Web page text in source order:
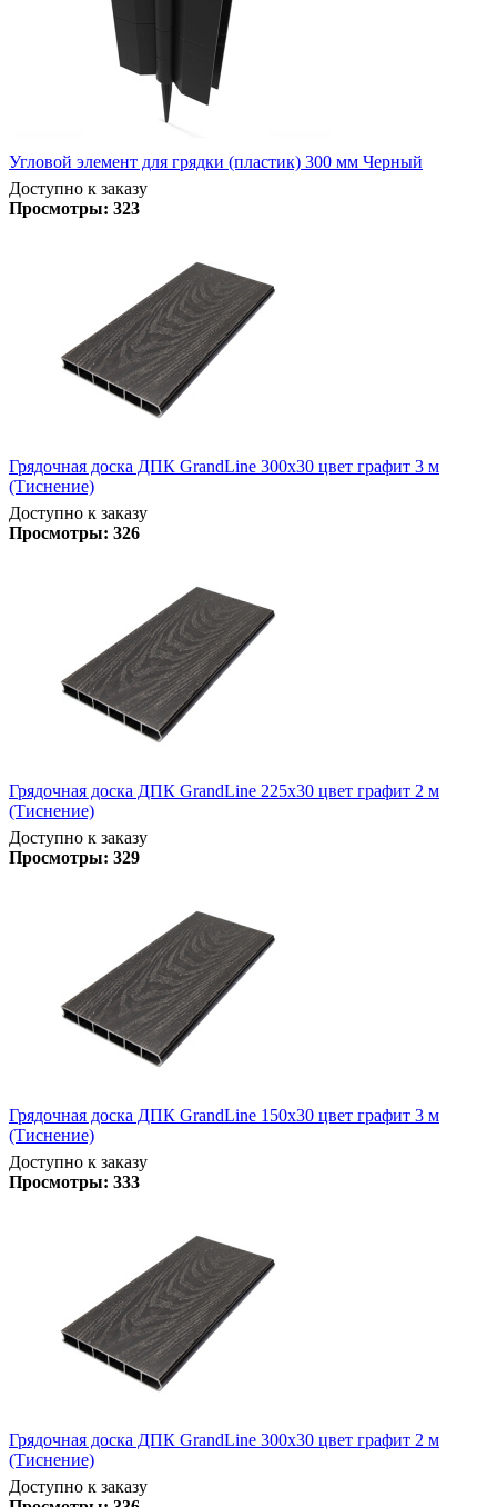
Угловой элемент для грядки (пластик) 300 мм Черный
Доступно к заказу
Просмотры: 323
Грядочная доска ДПК GrandLine 300х30 цвет графит 3 м
(Тиснение)
Доступно к заказу
Просмотры: 326
Грядочная доска ДПК GrandLine 225х30 цвет графит 2 м
(Тиснение)
Доступно к заказу
Просмотры: 329
Грядочная доска ДПК GrandLine 150х30 цвет графит 3 м
(Тиснение)
Доступно к заказу
Просмотры: 333
Грядочная доска ДПК GrandLine 300х30 цвет графит 2 м
(Тиснение)
Доступно к заказу